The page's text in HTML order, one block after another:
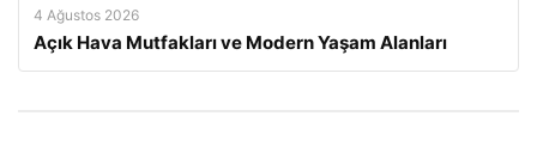
4 Ağustos 2026
Açık Hava Mutfakları ve Modern Yaşam Alanları